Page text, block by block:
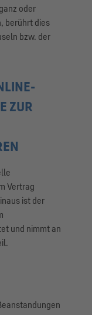
oder
berührt dies
bzw. der
ZUR
Vertrag
ist der
und nimmt an